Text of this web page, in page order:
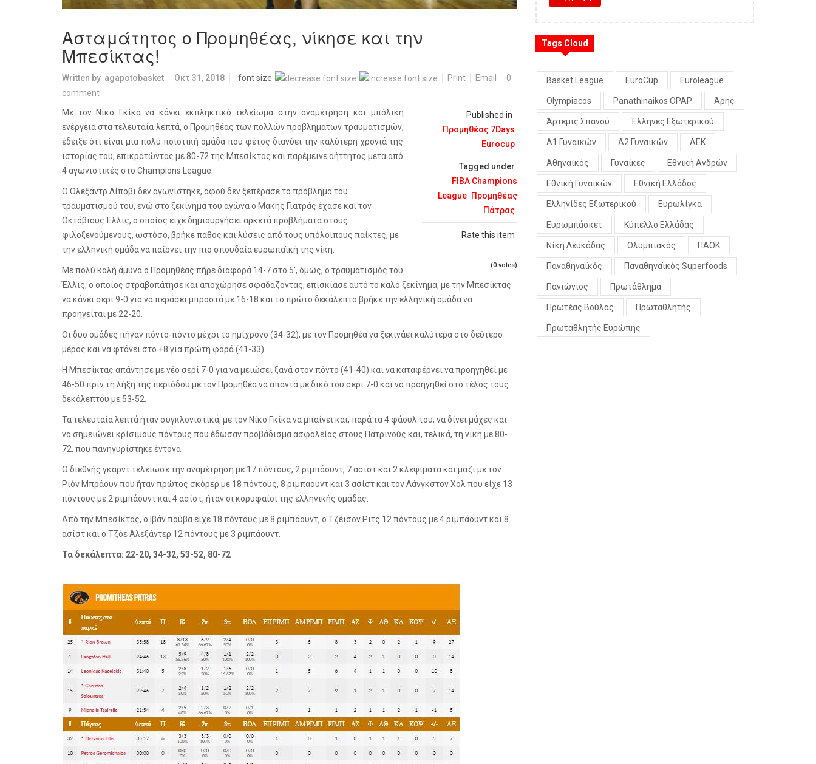
Ασταμάτητος ο Προμηθέας, νίκησε και την
Μπεσίκτας!
Written by agapotobasket Οκτ 31, 2018 font size Print Email
0
comment
Published in
Προμηθέας 7Days
Eurocup
Tagged under
FIBA Champions
League Προμηθέας
Πάτρας
Rate this item
(0 votes)
Με τον Νίκο Γκίκα να κάνει εκπληκτικό τελείωμα στην αναμέτρηση και μπόλικη
ενέργεια στα τελευταία λεπτά, ο Προμηθέας των πολλών προβλημάτων τραυματισμών,
έδειξε ότι είναι μια πολύ ποιοτική ομάδα που φέτος διανύει την καλύτερη χρονιά της
ιστορίας του, επικρατώντας με 80-72 της Μπεσίκτας και παρέμεινε αήττητος μετά από
4 αγωνιστικές στο Champions League.
Ο Ολεξάντρ Λίποβι δεν αγωνίστηκε, αφού δεν ξεπέρασε το πρόβλημα του
τραυματισμού του, ενώ στο ξεκίνημα του αγώνα ο Μάκης Γιατράς έχασε και τον
Οκτάβιους Έλλις, ο οποίος είχε δημιουργήσει αρκετά προβλήματα στους
φιλοξενούμενους, ωστόσο, βρήκε πάθος και λύσεις από τους υπόλοιπους παίκτες, με
την ελληνική ομάδα να παίρνει την πιο σπουδαία ευρωπαϊκή της νίκη.
Με πολύ καλή άμυνα ο Προμηθέας πήρε διαφορά 14-7 στο 5’, όμως, ο τραυματισμός του
Έλλις, ο οποίος στραβοπάτησε και αποχώρησε σφαδάζοντας, επισκίασε αυτό το καλό ξεκίνημα, με την Μπεσίκτας
να κάνει σερί 9-0 για να περάσει μπροστά με 16-18 και το πρώτο δεκάλεπτο βρήκε την ελληνική ομάδα να
προηγείται με 22-20.
Οι δυο ομάδες πήγαν πόντο-πόντο μέχρι το ημίχρονο (34-32), με τον Προμηθέα να ξεκινάει καλύτερα στο δεύτερο
μέρος και να φτάνει στο +8 για πρώτη φορά (41-33).
Η Μπεσίκτας απάντησε με νέο σερί 7-0 για να μειώσει ξανά στον πόντο (41-40) και να καταφέρνει να προηγηθεί με
46-50 πριν τη λήξη της περιόδου με τον Προμηθέα να απαντά με δικό του σερί 7-0 και να προηγηθεί στο τέλος τους
δεκάλεπτου με 53-52.
Τα τελευταία λεπτά ήταν συγκλονιστικά, με τον Νίκο Γκίκα να μπαίνει και, παρά τα 4 φάουλ του, να δίνει μάχες και
να σημειώνει κρίσιμους πόντους που έδωσαν προβάδισμα ασφαλείας στους Πατρινούς και, τελικά, τη νίκη με 80-
72, που πανηγυρίστηκε έντονα.
Ο διεθνής γκαρντ τελείωσε την αναμέτρηση με 17 πόντους, 2 ριμπάουντ, 7 ασίστ και 2 κλεψίματα και μαζί με τον
Ριόν Μπράουν που ήταν πρώτος σκόρερ με 18 πόντους, 8 ριμπάουντ και 3 ασίστ και τον Λάνγκστον Χολ που είχε 13
πόντους με 2 ριμπάουντ και 4 ασίστ, ήταν οι κορυφαίοι της ελληνικής ομάδας.
Από την Μπεσίκτας, ο Ιβάν πούβα είχε 18 πόντους με 8 ριμπάουντ, ο Τζέισον Ριτς 12 πόντους με 4 ριμπάουντ και 8
ασίστ και ο Τζόε Αλεξάντερ 12 πόντους με 3 ριμπάουντ.
Τα δεκάλεπτα: 22-20, 34-32, 53-52, 80-72
Tags Cloud
Basket League EuroCup Euroleague
Olympiacos Panathinaikos OPAP Άρης
Άρτεμις Σπανού Έλληνες Εξωτερικού
Α1 Γυναικών Α2 Γυναικών ΑΕΚ
Αθηναικός Γυναίκες Εθνική Ανδρών
Εθνική Γυναικών Εθνική Ελλάδος
Ελληνίδες Εξωτερικού Ευρωλίγκα
Ευρωμπάσκετ Κύπελλο Ελλάδας
Νίκη Λευκάδας Ολυμπιακός ΠΑΟΚ
Παναθηναϊκός Παναθηναϊκός Superfoods
Πανιώνιος Πρωτάθλημα
Πρωτέας Βούλας Πρωταθλητής
Πρωταθλητής Ευρώπης